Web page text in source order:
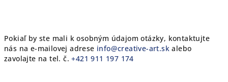
Pokiaľ by ste mali k osobným údajom otázky, kontaktujte
nás na e-mailovej adrese info@creative-art.sk alebo
zavolajte na tel. č.+421 911 197 174